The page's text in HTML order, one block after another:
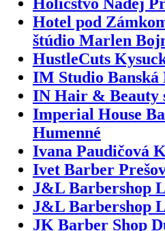
Hotel pod
štúdio Marlen
HustleCuts
IM Studio Banská
IN Hair & Beauty
Imperial House
Humenné
Ivana Paudičová
Ivet Barber
J&L Barbershop
J&L Barbershop
JK Barber Shop